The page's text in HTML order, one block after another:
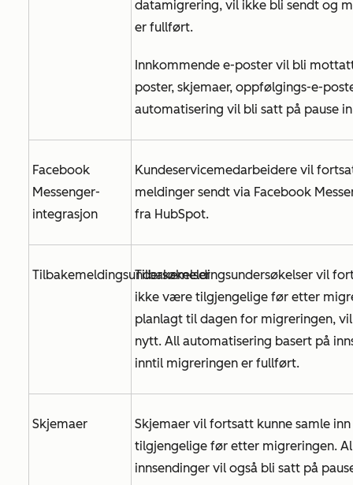
datamigrering, vil ikke bli sendt og
er fullført.
Innkommende e-poster vil bli
poster, skjemaer, oppfølgings-e-
automatisering vil bli satt på pause
Facebook
Messenger-
integrasjon
Kundeservicemedarbeidere vil
meldinger sendt via Facebook
fra HubSpot.
TilbakemeldingsundersøkelserTilbakemeldingsundersøkelser vil
ikke være tilgjengelige før etter
planlagt til dagen for migreringen,
nytt. All automatisering basert på
inntil migreringen er fullført.
Skjemaer
Skjemaer vil fortsatt kunne samle
tilgjengelige før etter migreringen.
innsendinger vil også bli satt på